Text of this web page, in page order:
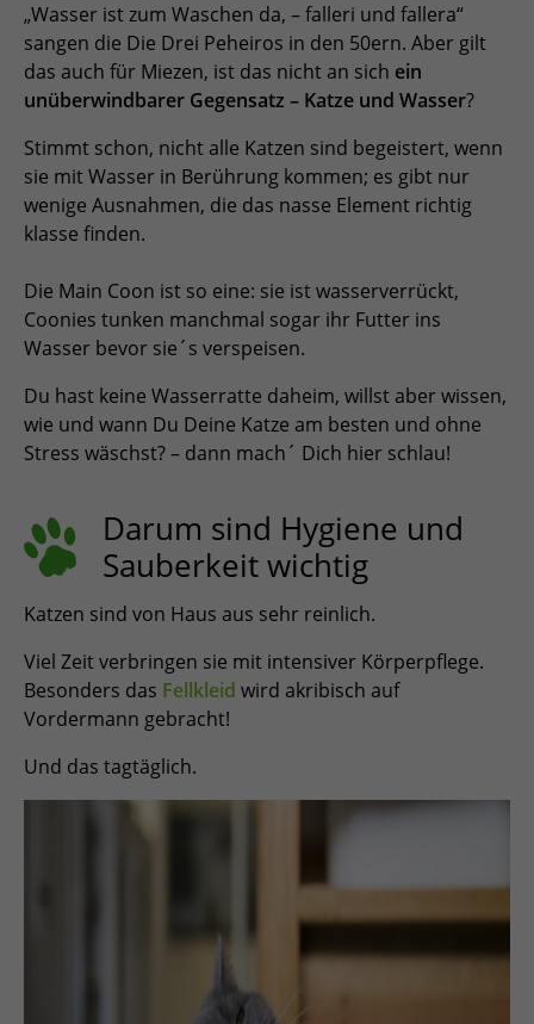
PORTUGUÊS BRASIL
简体中文
日本語
ČEŠTINA
ESPAÑOL, MÉXICO
EESTI
„Wasser ist zum Waschen da, – falleri und fallera“
sangen die Die Drei Peheiros in den 50ern. Aber gilt
das auch für Miezen, ist das nicht an sich ein
unüberwindbarer Gegensatz – Katze und Wasser?
Stimmt schon, nicht alle Katzen sind begeistert, wenn
sie mit Wasser in Berührung kommen; es gibt nur
wenige Ausnahmen, die das nasse Element richtig
klasse finden.
Die Main Coon ist so eine: sie ist wasserverrückt,
Coonies tunken manchmal sogar ihr Futter ins
Wasser bevor sie´s verspeisen.
Du hast keine Wasserratte daheim, willst aber wissen,
wie und wann Du Deine Katze am besten und ohne
Stress wäschst? – dann mach´ Dich hier schlau!
Darum sind Hygiene und
Sauberkeit wichtig
Katzen sind von Haus aus sehr reinlich.
Viel Zeit verbringen sie mit intensiver Körperpflege.
Besonders das Fellkleid wird akribisch auf
Vordermann gebracht!
Und das tagtäglich.